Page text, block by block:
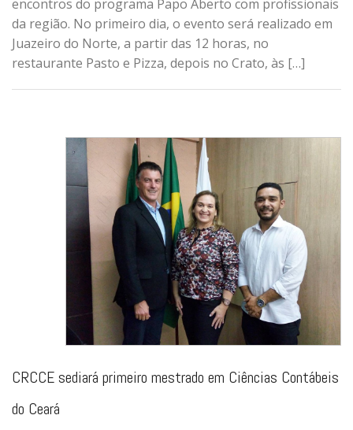
encontros do programa Papo Aberto com profissionais
da região. No primeiro dia, o evento será realizado em
Juazeiro do Norte, a partir das 12 horas, no
restaurante Pasto e Pizza, depois no Crato, às […]
CRCCE sediará primeiro mestrado em Ciências Contábeis
do Ceará